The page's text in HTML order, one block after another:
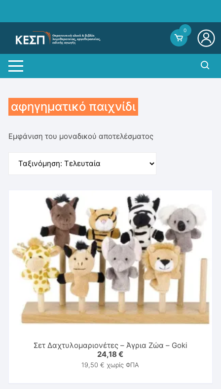
0
αφηγηματικό παιχνίδι
Εμφάνιση του μοναδικού αποτελέσματος
Σετ Δαχτυλομαριονέτες – Άγρια Ζώα – Goki
24,18€
19,50€ χωρίς ΦΠΑ